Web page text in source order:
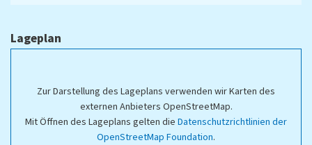
Lageplan
Zur Darstellung des Lageplans verwenden wir Karten des
externen Anbieters OpenStreetMap.
Mit Öffnen des Lageplans gelten die Datenschutzrichtlinien der
OpenStreetMap Foundation.